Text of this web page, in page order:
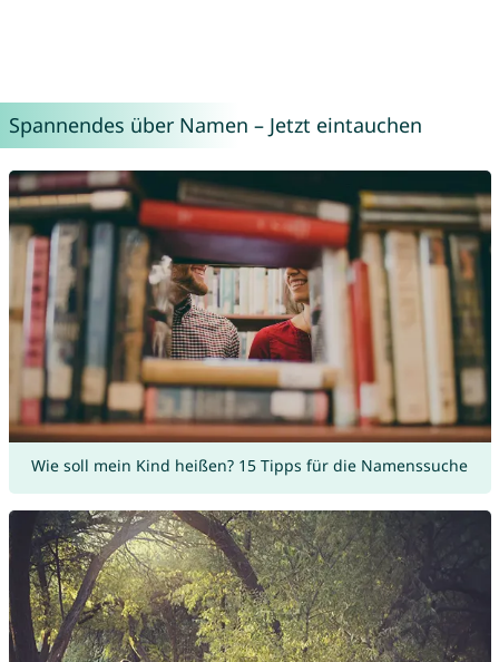
Spannendes über Namen – Jetzt eintauchen
Wie soll mein Kind heißen? 15 Tipps für die Namenssuche